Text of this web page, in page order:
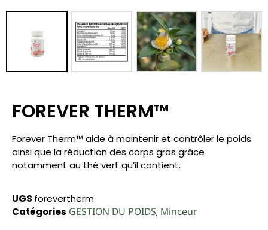
FOREVER THERM™
Forever Therm™ aide à maintenir et contrôler le poids
ainsi que la réduction des corps gras grâce
notamment au thé vert qu’il contient.
UGS forevertherm
Catégories GESTION DU POIDS, Minceur